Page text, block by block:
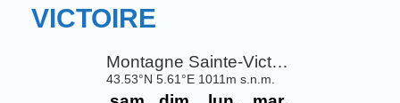
VICTOIRE